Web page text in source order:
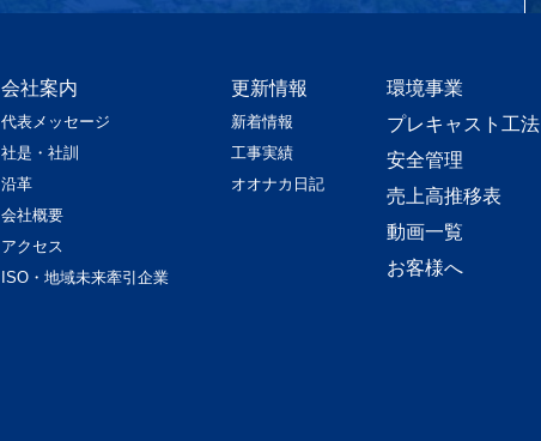
会社案内
代表メッセージ
社是・社訓
沿革
会社概要
アクセス
ISO・地域未来牽引企業
更新情報
新着情報
工事実績
オオナカ日記
環境事業
プレキャスト工法
安全管理
売上高推移表
動画一覧
お客様へ